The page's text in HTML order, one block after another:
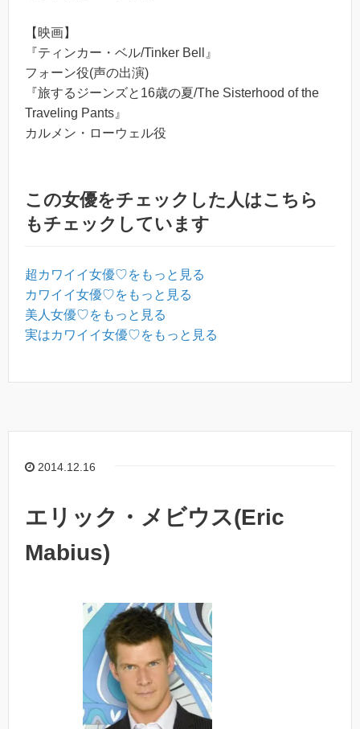
【映画】
『ティンカー・ベル/Tinker Bell』
フォーン役(声の出演)
『旅するジーンズと16歳の夏/The Sisterhood of the
Traveling Pants』
カルメン・ローウェル役
この女優をチェックした人はこちら
もチェックしています
超カワイイ女優♡をもっと見る
カワイイ女優♡をもっと見る
美人女優♡をもっと見る
実はカワイイ女優♡をもっと見る
2014.12.16
エリック・メビウス(Eric
Mabius)